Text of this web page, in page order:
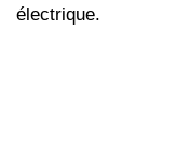
électrique.